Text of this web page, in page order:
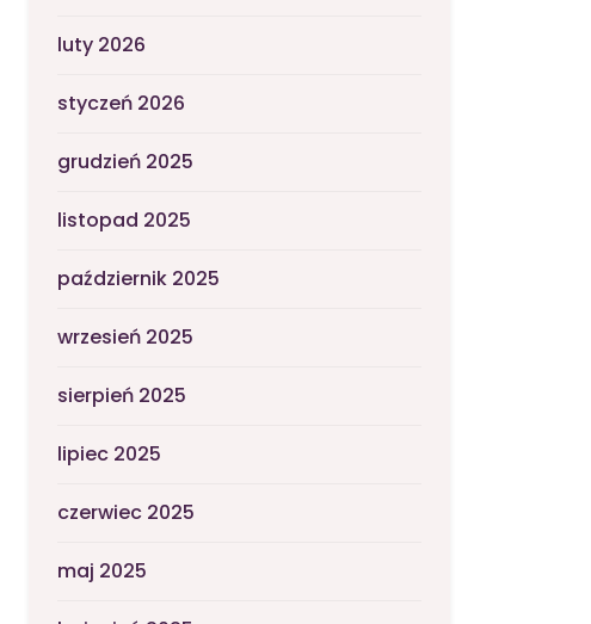
luty 2026
styczeń 2026
grudzień 2025
listopad 2025
październik 2025
wrzesień 2025
sierpień 2025
lipiec 2025
czerwiec 2025
maj 2025